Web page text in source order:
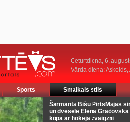
Ceturtdiena, 6.
Vārda diena: Askolds,
Sports Smalkais stils
Šarmantā Bišu PirtsMājas
un dvēsele Elena Gradovska
kopā ar hokeja zvaigzni